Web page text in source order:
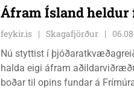
Áfram Ísland heldur
feykir.is Skagafjörður
Nú styttist í
halda eigi áfram
boðar til opins fundar á